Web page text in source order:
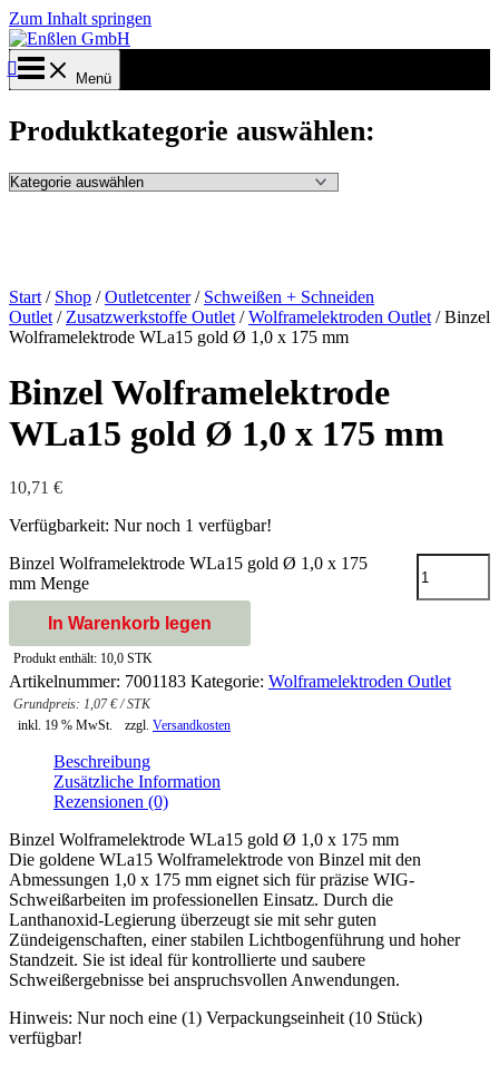
Zum Inhalt springen
Menü
Produktkategorie auswählen:
Start / Shop /Outletcenter/ Schweißen + Schneiden
Outlet / Zusatzwerkstoffe Outlet /Wolframelektroden Outlet / Binzel
Wolframelektrode WLa15 gold Ø 1,0 x 175 mm
Binzel Wolframelektrode
WLa15 gold Ø 1,0 x 175 mm
10,71 €
Verfügbarkeit: Nur noch 1 verfügbar!
Binzel Wolframelektrode WLa15 gold Ø 1,0 x 175
mm Menge
In Warenkorb legen
Produkt enthält: 10,0 STK
Artikelnummer: 7001183 Kategorie: Wolframelektroden Outlet
1,07€/STK
inkl. 19 % MwSt.
zzgl. Versandkosten
Beschreibung
Zusätzliche Information
Rezensionen (0)
Binzel Wolframelektrode WLa15 gold Ø 1,0 x 175 mm
Die goldene WLa15 Wolframelektrode von Binzel mit den
Abmessungen 1,0 x 175 mm eignet sich für präzise WIG-
Schweißarbeiten im professionellen Einsatz. Durch die
Lanthanoxid-Legierung überzeugt sie mit sehr guten
Zündeigenschaften, einer stabilen Lichtbogenführung und hoher
Standzeit. Sie ist ideal für kontrollierte und saubere
Schweißergebnisse bei anspruchsvollen Anwendungen.
Hinweis: Nur noch eine (1) Verpackungseinheit (10 Stück)
verfügbar!